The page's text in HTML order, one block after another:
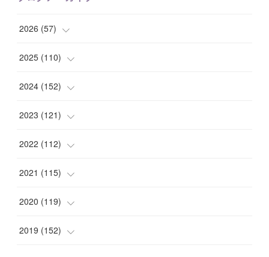
2026 (57)
( 1)
(10)
(9)
( 7)
( 8 )
2025 (110)
(10)
(7)
( 8)
( 7 )
( 10)
2024 (152)
(14)
( 15)
( 11)
( 10)
( 11)
2023 (121)
( 12)
( 8)
( 8)
( 6)
2022 (112)
( 10)
( 7)
(8)
2021 (115)
( 14)
(13)
2020 (119)
(7)
2019 (152)